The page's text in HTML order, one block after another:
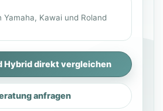
Kawai und Roland
Hybrid direkt vergleichen
anfragen